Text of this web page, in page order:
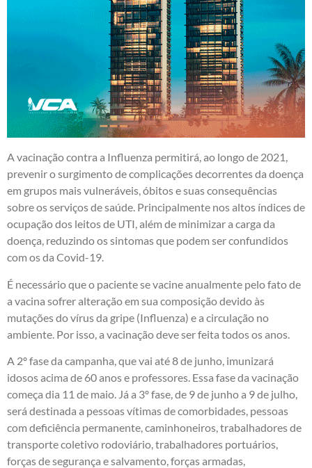
A vacinação contra a Influenza permitirá, ao longo de 2021,
prevenir o surgimento de complicações decorrentes da doença
em grupos mais vulneráveis, óbitos e suas consequências
sobre os serviços de saúde. Principalmente nos altos índices de
ocupação dos leitos de UTI, além de minimizar a carga da
doença, reduzindo os sintomas que podem ser confundidos
com os da Covid-19.
É necessário que o paciente se vacine anualmente pelo fato de
a vacina sofrer alteração em sua composição devido às
mutações do vírus da gripe (Influenza) e a circulação no
ambiente. Por isso, a vacinação deve ser feita todos os anos.
A 2º fase da campanha, que vai até 8 de junho, imunizará
idosos acima de 60 anos e professores. Essa fase da vacinação
começa dia 11 de maio. Já a 3º fase, de 9 de junho a 9 de julho,
será destinada a pessoas vítimas de comorbidades, pessoas
com deficiência permanente, caminhoneiros, trabalhadores de
transporte coletivo rodoviário, trabalhadores portuários,
forças de segurança e salvamento, forças armadas,